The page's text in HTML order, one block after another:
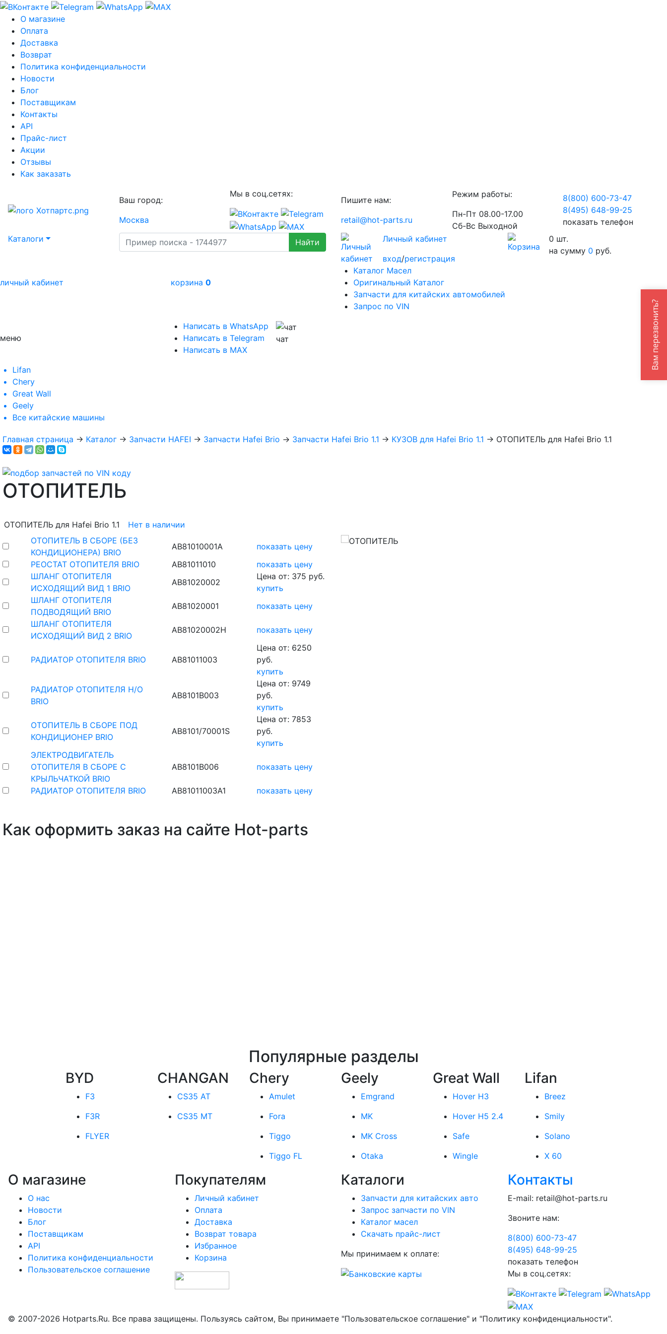
О магазине
Оплата
Доставка
Возврат
Политика конфиденциальности
Новости
Блог
Поставщикам
Контакты
API
Прайс-лист
Акции
Отзывы
Как заказать
Ваш город:
Москва
Мы в соц.сетях:
Пишите нам:
retail@hot-parts.ru
Режим работы:
Пн-Пт 08.00-17.00
Сб-Вс Выходной
8(800) 600-73-47
8(495) 648-99-25
показать телефон
Каталоги
Личный кабинет
вход/регистрация
0 шт.
на сумму 0 руб.
личный кабинет корзина 0
Каталог Масел
Оригинальный Каталог
Запчасти для китайских автомобилей
Запрос по VIN
меню
Написать в WhatsApp
Написать в Telegram
Написать в MAX
чат
Lifan
Chery
Great Wall
Geely
Все китайские машины
Главная страница → Каталог → Запчасти HAFEI → Запчасти Hafei Brio → Запчасти Hafei Brio 1.1 → КУЗОВ для Hafei Brio 1.1 → ОТОПИТЕЛЬ для Hafei Brio 1.1
ОТОПИТЕЛЬ
ОТОПИТЕЛЬ для Hafei Brio 1.1
Нет в наличии
ОТОПИТЕЛЬ В СБОРЕ (БЕЗ
КОНДИЦИОНЕРА) BRIO
AB81010001A
показать цену
РЕОСТАТ ОТОПИТЕЛЯ BRIO
AB81011010
показать цену
ШЛАНГ ОТОПИТЕЛЯ
ИСХОДЯЩИЙ ВИД 1 BRIO
AB81020002
Цена от: 375 руб.
купить
ШЛАНГ ОТОПИТЕЛЯ
ПОДВОДЯЩИЙ BRIO
AB81020001
показать цену
ШЛАНГ ОТОПИТЕЛЯ
ИСХОДЯЩИЙ ВИД 2 BRIO
AB81020002H показать цену
РАДИАТОР ОТОПИТЕЛЯ BRIO AB81011003
Цена от: 6250
руб.
купить
РАДИАТОР ОТОПИТЕЛЯ Н/О
BRIO
AB8101B003
Цена от: 9749
руб.
купить
ОТОПИТЕЛЬ В СБОРЕ ПОД
КОНДИЦИОНЕР BRIO
AB8101/70001S
Цена от: 7853
руб.
купить
ЭЛЕКТРОДВИГАТЕЛЬ
ОТОПИТЕЛЯ В СБОРЕ С
КРЫЛЬЧАТКОЙ BRIO
AB8101B006 показать цену
РАДИАТОР ОТОПИТЕЛЯ BRIO AB81011003A1 показать цену
Как оформить заказ на сайте Hot-parts
Популярные разделы
BYD
F3
F3R
FLYER
CHANGAN
CS35 AT
CS35 MT
Chery
Amulet
Fora
Tiggo
Tiggo FL
Geely
Emgrand
MK
MK Cross
Otaka
Great Wall
Hover H3
Hover H5 2.4
Safe
Wingle
Lifan
Breez
Smily
Solano
X 60
О магазине
О нас
Новости
Блог
Поставщикам
API
Политика конфиденциальности
Пользовательское соглашение
Покупателям
Личный кабинет
Оплата
Доставка
Возврат товара
Избранное
Корзина
Каталоги
Запчасти для китайских авто
Запрос запчасти по VIN
Каталог масел
Скачать прайс-лист
Мы принимаем к оплате:
Контакты
E-mail: retail@hot-parts.ru
Звоните нам:
8(800) 600-73-47
8(495) 648-99-25
показать телефон
Мы в соц.сетях:
© 2007-2026 Hotparts.Ru. Все права защищены. Пользуясь сайтом, Вы принимаете "Пользовательское соглашение" и "Политику конфиденциальности".
Вам перезвонить?